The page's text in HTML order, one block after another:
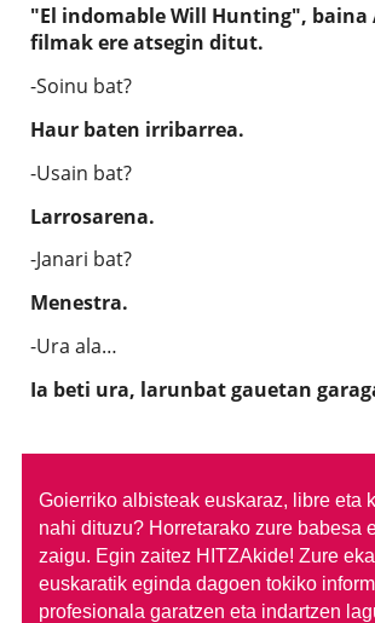
"El indomable Will Hunting",
filmak ere atsegin ditut.
-Soinu bat?
Haur baten irribarrea.
-Usain bat?
Larrosarena.
-Janari bat?
Menestra.
-Ura ala…
Ia beti ura, larunbat gauetan
Goierriko albisteak euskaraz, libre eta
nahi dituzu? Horretarako zure babesa
zaigu. Egin zaitez HITZAkide! Zure
euskaratik eginda dagoen tokiko
profesionala garatzen eta indartzen